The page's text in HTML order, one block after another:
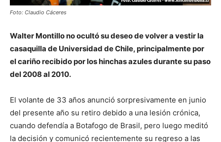
Foto: Claudio Cáceres
Walter Montillo no ocultó su deseo de volver a vestir la
casaquilla de Universidad de Chile, principalmente por
el cariño recibido por los hinchas azules durante su paso
del 2008 al 2010.
El volante de 33 años anunció sorpresivamente en junio
del presente año su retiro debido a una lesión crónica,
cuando defendía a Botafogo de Brasil, pero luego meditó
la decisión y comunicó recientemente su regreso a las